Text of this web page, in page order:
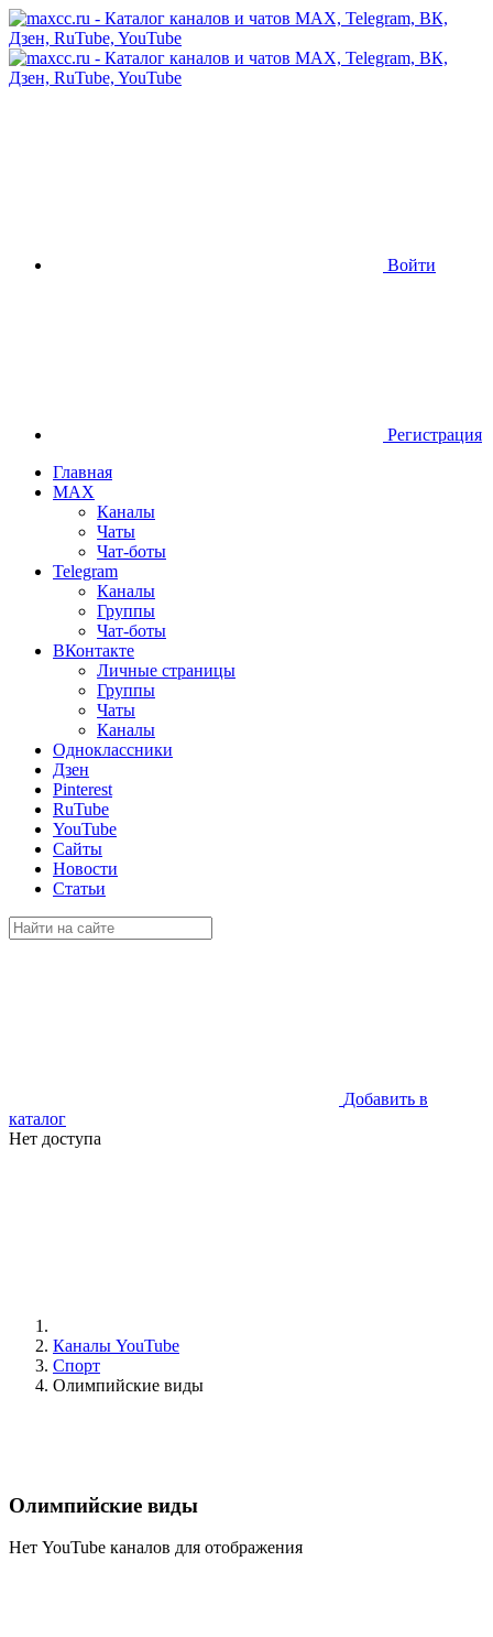
Войти
Регистрация
Главная
MAX
Каналы
Чаты
Чат-боты
Telegram
Каналы
Группы
Чат-боты
ВКонтакте
Личные страницы
Группы
Чаты
Каналы
Одноклассники
Дзен
Pinterest
RuTube
YouTube
Сайты
Новости
Статьи
Добавить в
каталог
Нет доступа
Каналы YouTube
Спорт
Олимпийские виды
Олимпийские виды
Нет YouTube каналов для отображения